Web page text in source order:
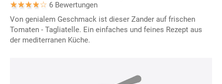
6 Bewertungen
Von genialem Geschmack ist dieser Zander auf frischen
Tomaten - Tagliatelle. Ein einfaches und feines Rezept aus
der mediterranen Küche.